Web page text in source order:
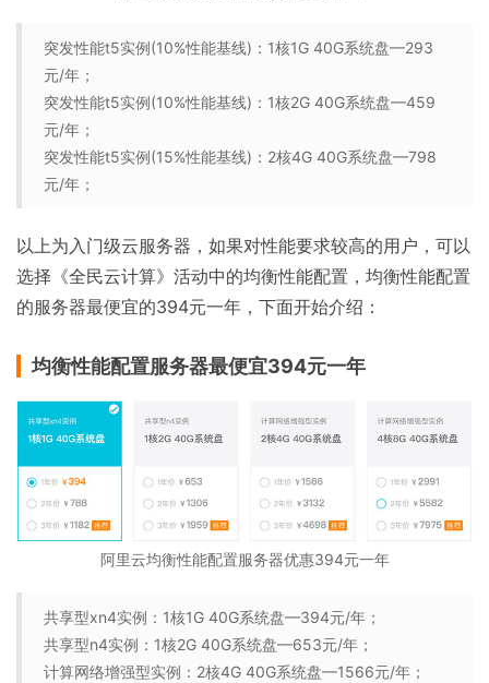
突发性能t5实例(10%性能基线)：1核1G 40G系统盘—293
元/年；
突发性能t5实例(10%性能基线)：1核2G 40G系统盘—459
元/年；
突发性能t5实例(15%性能基线)：2核4G 40G系统盘—798
元/年；
以上为入门级云服务器，如果对性能要求较高的用户，可以
选择《全民云计算》活动中的均衡性能配置，均衡性能配置
的服务器最便宜的394元一年，下面开始介绍：
均衡性能配置服务器最便宜394元一年
阿里云均衡性能配置服务器优惠394元一年
共享型xn4实例：1核1G 40G系统盘—394元/年；
共享型n4实例：1核2G 40G系统盘—653元/年；
计算网络增强型实例：2核4G 40G系统盘—1566元/年；